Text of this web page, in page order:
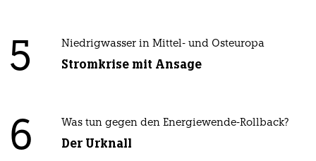
5 Niedrigwasser in Mittel- und Osteuropa
Stromkrise mit Ansage
6 Was tun gegen den Energiewende-Rollback?
Der Urknall